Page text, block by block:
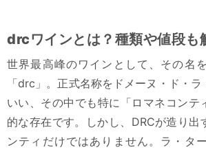
drcワインとは？種類や値段も
世界最高峰のワインとして、その名
「drc」。正式名称をドメーヌ・ド・
いい、その中でも特に「ロマネコンテ
的な存在です。しかし、DRCが造り出
ンティだけではありません。ラ・タ